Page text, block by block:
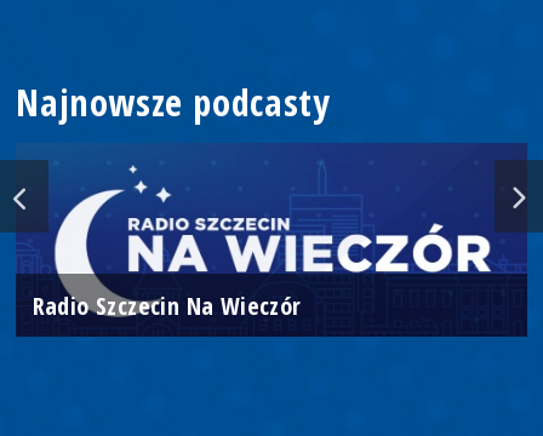
Najnowsze podcasty
Radio Szczecin Na Wieczór